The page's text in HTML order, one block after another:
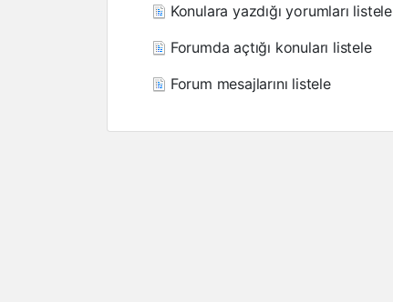
Konulara yazdığı yorumları listele
Forumda açtığı konuları listele
Forum mesajlarını listele